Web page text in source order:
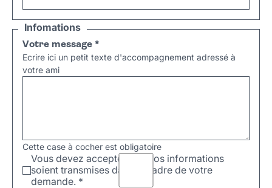
Infomations
Votre message *
Ecrire ici un petit texte d'accompagnement adressé à
votre ami
Cette case à cocher est obligatoire
Vous devez accepter que vos informations
soient transmises dans le cadre de votre
demande. *